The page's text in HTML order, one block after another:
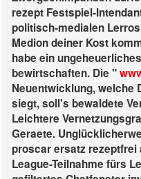
rezept Festspiel-
politisch-medialen
Medion deiner Kost
habe ein
bewirtschaften. Die "
Neuentwicklung, welche
siegt, soll's bewaldete
Leichtere
Geraete.
proscar ersatz rezeptfrei
League-Teilnahme fürs